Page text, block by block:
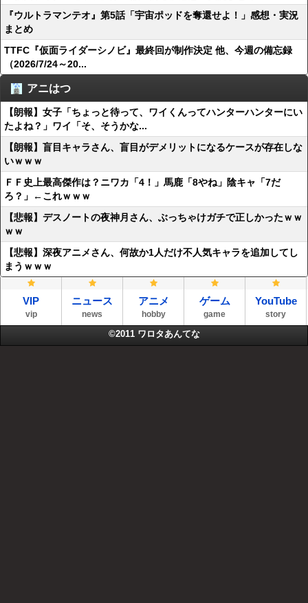
『ウルトラマンテオ』第5話「宇宙ポッドを奪還せよ！」感想・実況
まとめ
TTFC『仮面ライダーシノビ』最終回が制作決定 他、今週の備忘録
（2026/7/24～20...
アニはつ
【朗報】女子「ちょっと待って、ワイくんってハンターハンターにい
たよね？」ワイ「そ、そうかな...
【朗報】盲目キャラさん、盲目がデメリットになるケースが存在しな
いｗｗｗ
ＦＦ史上最高傑作は？ニワカ「4！」馬鹿「8やね」陰キャ「7だ
ろ？」←これｗｗｗ
【悲報】デスノートの夜神月さん、ぶっちゃけガチで正しかったｗｗ
ｗｗ
【悲報】深夜アニメさん、何故か1人だけ不人気キャラを追加してし
まうｗｗｗ
VIP
vip
ニュース
news
アニメ
hobby
ゲーム
game
YouTube
story
©2011 ワロタあんてな